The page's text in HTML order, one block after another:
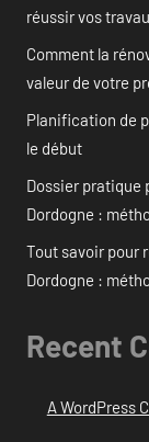
réussir vos
Comment la
valeur de votre
Planification de
le début
Dossier pratique
Dordogne :
Tout savoir pour
Dordogne :
Recent
A WordPress